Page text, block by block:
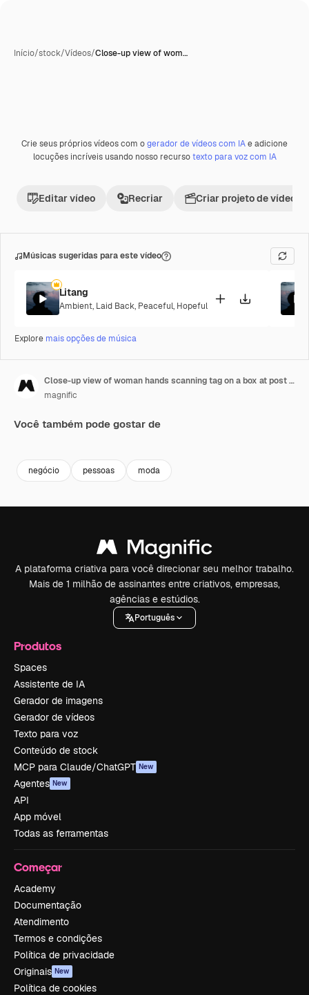
Início/stock/Vídeos/Close-up view of wom…
Crie seus próprios vídeos com ogerador de vídeos com IAe adicione
locuções incríveis usando nosso recursotexto para voz com IA
Editar vídeo Recriar Criar projeto de vídeo
Músicas sugeridas para este vídeo
Litang
Ambient, Laid Back, Peaceful, Hopeful
Explore mais opções de música
Close-up view of woman hands scanning tag on a box at post office or delivery service
magnific
Você também pode gostar de
negócio pessoas moda
A plataforma criativa para você direcionar seu melhor trabalho.
Mais de 1 milhão de assinantes entre criativos, empresas,
agências e estúdios.
Português
Produtos
Spaces
Assistente de IA
Gerador de imagens
Gerador de vídeos
Texto para voz
Conteúdo de stock
MCP para Claude/ChatGPT New
Agentes New
API
App móvel
Todas as ferramentas
Começar
Academy
Documentação
Atendimento
Termos e condições
Política de privacidade
Originais New
Política de cookies